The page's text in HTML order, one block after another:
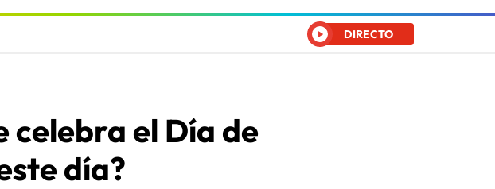
DIRECTO
celebra el Día de
día?